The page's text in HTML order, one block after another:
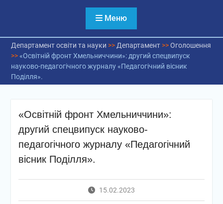
Меню
Департамент освіти та науки >> Департамент>>Оголошення
>> «Освітній фронт Хмельниччини»: другий спецвипуск
науково-педагогічного журналу «Педагогічний вісник
Поділля».
«Освітній фронт Хмельниччини»:
другий спецвипуск науково-
педагогічного журналу «Педагогічний
вісник Поділля».
15.02.2023